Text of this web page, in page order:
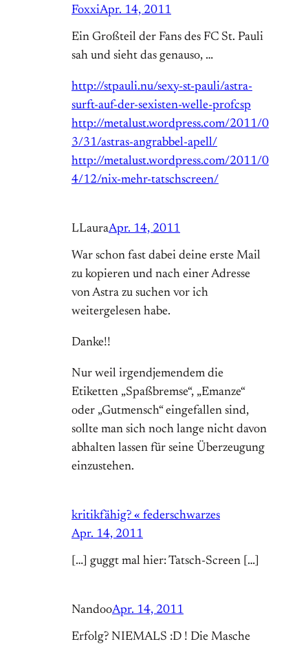
FoxxiApr. 14, 2011
Ein Großteil der Fans des FC St. Pauli
sah und sieht das genauso, …
http://stpauli.nu/sexy-st-pauli/astra-
surft-auf-der-sexisten-welle-profcsp
http://metalust.wordpress.com/2011/0
3/31/astras-angrabbel-apell/
http://metalust.wordpress.com/2011/0
4/12/nix-mehr-tatschscreen/
LLauraApr. 14, 2011
War schon fast dabei deine erste Mail
zu kopieren und nach einer Adresse
von Astra zu suchen vor ich
weitergelesen habe.
Danke!!
Nur weil irgendjemendem die
Etiketten „Spaßbremse“, „Emanze“
oder „Gutmensch“ eingefallen sind,
sollte man sich noch lange nicht davon
abhalten lassen für seine Überzeugung
einzustehen.
kritikfähig? « federschwarzes
Apr. 14, 2011
[…] guggt mal hier: Tatsch-Screen […]
NandooApr. 14, 2011
Erfolg? NIEMALS :D ! Die Masche